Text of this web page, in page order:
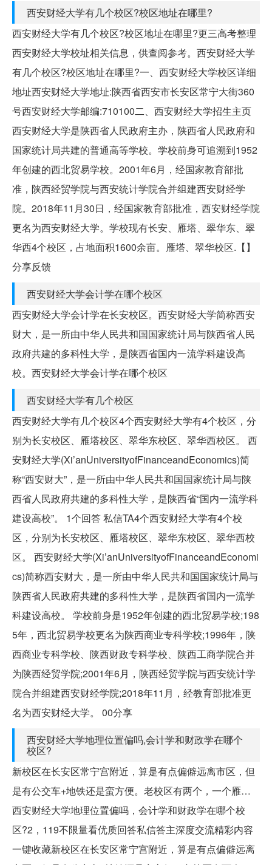
西安财经大学有几个校区?校区地址在哪里?
西安财经大学有几个校区?校区地址在哪里?更三高考整理
西安财经大学校址相关信息，供查阅参考。西安财经大学
有几个校区?校区地址在哪里?一、西安财经大学校区详细
地址西安财经大学地址:陕西省西安市长安区常宁大街360
号西安财经大学邮编:710100二、西安财经大学招生主页
西安财经大学是陕西省人民政府主办，陕西省人民政府和
国家统计局共建的普通高等学校。学校前身可追溯到1952
年创建的西北贸易学校。2001年6月，经国家教育部批
准，陕西经贸学院与西安统计学院合并组建西安财经学
院。2018年11月30日，经国家教育部批准，西安财经学院
更名为西安财经大学。学校现有长安、雁塔、翠华东、翠
华西4个校区，占地面积1600余亩。雁塔、翠华校区.【】
分享反馈
西安财经大学会计学在哪个校区
西安财经大学会计学在长安校区。西安财经大学简称西安
财大，是一所由中华人民共和国国家统计局与陕西省人民
政府共建的多科性大学，是陕西省国内一流学科建设高
校。西安财经大学会计学在哪个校区
西安财经大学有几个校区
西安财经大学有几个校区4个西安财经大学有4个校区，分
别为长安校区、雁塔校区、翠华东校区、翠华西校区。 西
安财经大学(Xi’anUniversityofFinanceandEconomics)简
称“西安财大”，是一所由中华人民共和国国家统计局与陕
西省人民政府共建的多科性大学，是陕西省“国内一流学科
建设高校”。 1个回答 私信TA4个西安财经大学有4个校
区，分别为长安校区、雁塔校区、翠华东校区、翠华西校
区。 西安财经大学(Xi’anUniversityofFinanceandEconomi
cs)简称西安财大，是一所由中华人民共和国国家统计局与
陕西省人民政府共建的多科性大学，是陕西省国内一流学
科建设高校。 学校前身是1952年创建的西北贸易学校;198
5年，西北贸易学校更名为陕西商业专科学校;1996年，陕
西商业专科学校、陕西财政专科学校、陕西工商学院合并
为陕西经贸学院;2001年6月，陕西经贸学院与西安统计学
院合并组建西安财经学院;2018年11月，经教育部批准更
名为西安财经大学。 00分享
西安财经大学地理位置偏吗,会计学和财政学在哪个
校区?
新校区在长安区常宁宫附近，算是有点偏僻远离市区，但
是有公交车+地铁还是蛮方便。老校区有两个，一个雁…
西安财经大学地理位置偏吗，会计学和财政学在哪个校
区?2，119不限量看优质回答私信答主深度交流精彩内容
一键收藏新校区在长安区常宁宫附近，算是有点偏僻远离